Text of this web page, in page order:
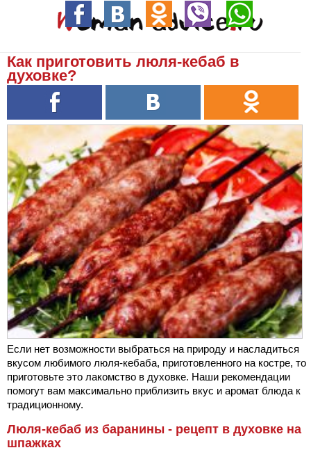
Как приготовить люля-кебаб в
духовке?
Если нет возможности выбраться на природу и насладиться
вкусом любимого люля-кебаба, приготовленного на костре, то
приготовьте это лакомство в духовке. Наши рекомендации
помогут вам максимально приблизить вкус и аромат блюда к
традиционному.
Люля-кебаб из баранины - рецепт в духовке на
шпажках